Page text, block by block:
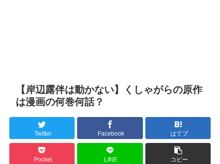
【岸辺露伴は動かない】くしゃがらの原作
は漫画の何巻何話？
Twitter Facebook はてブ
Pocket LINE コピー